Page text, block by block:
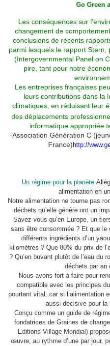
Go Green
Les conséquences sur
changement de
conclusions de récents
parmi lesquels le rapport
(Intergovernmental Panel on
pire, tant pour notre
Les entreprises françaises
leurs contributions dans la
climatiques, en réduisant leur
des déplacements
informatique appropriée
-Association Génération C
France) http://
Un régime pour la planète
alimentation en
Notre alimentation ne tourne pas
déchets qu’elle génère ont un
Savez-vous qu’en Europe, un
sans être consommée ? Et que
différents ingrédients d’un
kilomètres ? Que 80% du prix de
? Qu’en buvant plutôt de l’eau du
déchets par an
Nous avons fort à faire pour
compatible avec les principes
pourtant vital, car si l’alimentation
aussi décisive pour la
Conçu comme un guide de
fondatrices de Graines de
Editions Village Mondial)
œuvre, au rythme d’une par jour,